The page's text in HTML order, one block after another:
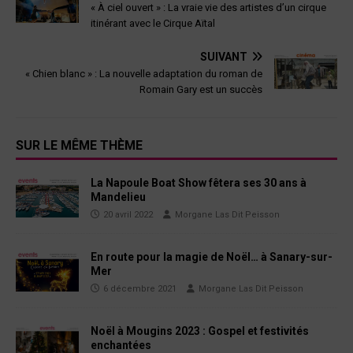
« À ciel ouvert » : La vraie vie des artistes d’un cirque
itinérant avec le Cirque Aïtal
SUIVANT
« Chien blanc » : La nouvelle adaptation du roman de
Romain Gary est un succès
SUR LE MÊME THÈME
La Napoule Boat Show fêtera ses 30 ans à
Mandelieu
20 avril 2022 Morgane Las Dit Peisson
En route pour la magie de Noël… à Sanary-sur-
Mer
6 décembre 2021 Morgane Las Dit Peisson
Noël à Mougins 2023 : Gospel et festivités
enchantées